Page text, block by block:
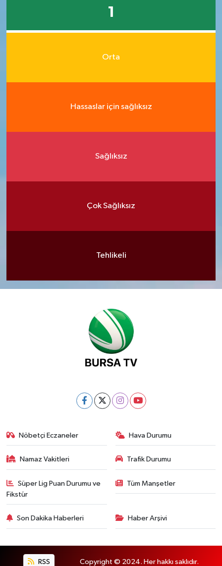
1
Orta
Hassaslar için sağlıksız
Sağlıksız
Çok Sağlıksız
Tehlikeli
Nöbetçi Eczaneler Hava Durumu
Namaz Vakitleri Trafik Durumu
Süper Lig Puan Durumu ve
Fikstür
Tüm Manşetler
Son Dakika Haberleri Haber Arşivi
RSS Copyright © 2024. Her hakkı saklıdır.